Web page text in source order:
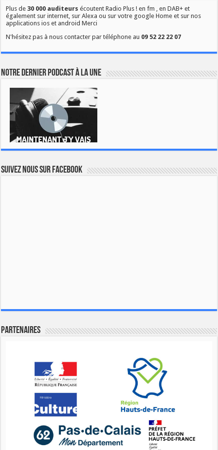
Plus de30 000 auditeurs écoutent Radio Plus ! en fm , en DAB+ et
également sur internet, sur Alexa ou sur votre google Home et sur nos
applications ios et android Merci
N'hésitez pas à nous contacter par téléphone au 09 52 22 22 07
Notre dernier podcast à la une
Suivez nous sur Facebook
Partenaires